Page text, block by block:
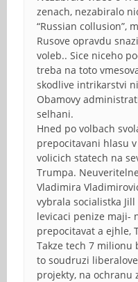
zenach, nezabiralo
“Russian collusion”,
Rusove opravdu
voleb.. Sice niceho
treba na toto
skodlive intrikarstvi
Obamovy
selhani.
Hned po volbach
prepocitavani hlasu
volicich statech na
Trumpa.
Vladimira
vybrala socialistka
levicaci penize maji-
prepocitavat a ejhle,
Takze tech 7 milionu
to soudruzi
projekty, na